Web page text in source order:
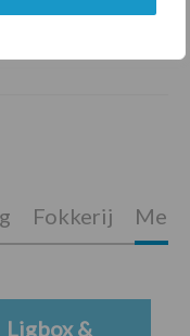
is in
Fokkerij
Ligbox &